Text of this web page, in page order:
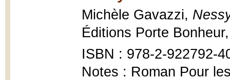
Michèle Gavazzi,
Éditions Porte
ISBN : 978-2-922792-
Notes : Roman Pour